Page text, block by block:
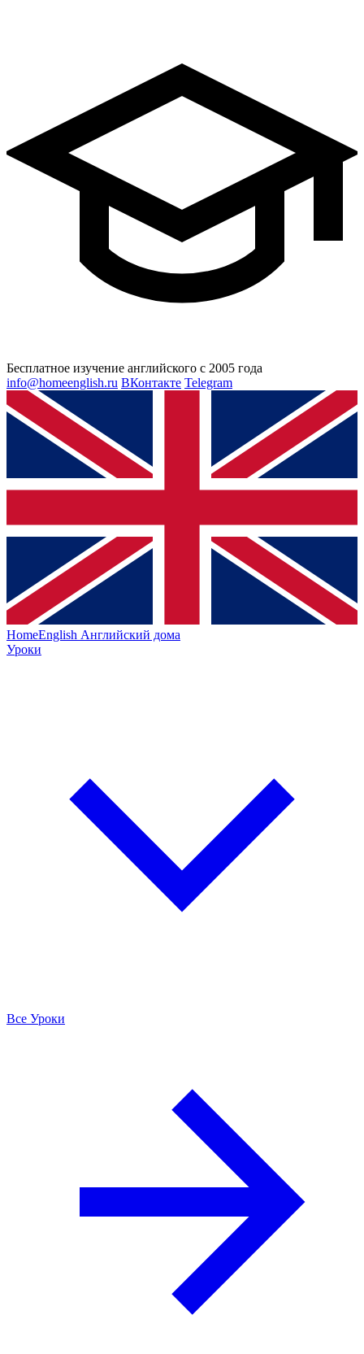
Бесплатное изучение английского с 2005 года
info@homeenglish.ru ВКонтакте Telegram
HomeEnglish Английский дома
Уроки
Все Уроки